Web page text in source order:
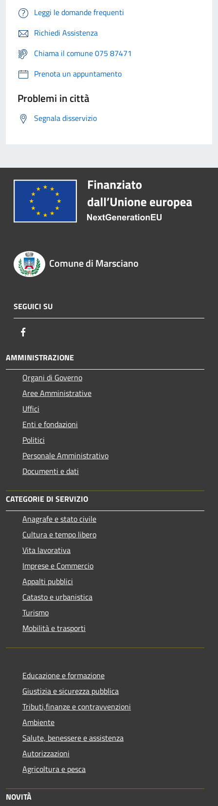
Leggi le domande frequenti
Richiedi Assistenza
Chiama il comune 075 87471
Prenota un appuntamento
Problemi in città
Segnala disservizio
Comune di Marsciano
SEGUICI SU
AMMINISTRAZIONE
Organi di Governo
Aree Amministrative
Uffici
Enti e fondazioni
Politici
Personale Amministrativo
Documenti e dati
CATEGORIE DI SERVIZIO
Anagrafe e stato civile
Cultura e tempo libero
Vita lavorativa
Imprese e Commercio
Appalti pubblici
Catasto e urbanistica
Turismo
Mobilità e trasporti
Educazione e formazione
Giustizia e sicurezza pubblica
Tributi,finanze e contravvenzioni
Ambiente
Salute, benessere e assistenza
Autorizzazioni
Agricoltura e pesca
NOVITÀ